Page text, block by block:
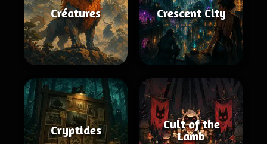
Créatures Crescent City
Cryptides
Cult of the
Lamb